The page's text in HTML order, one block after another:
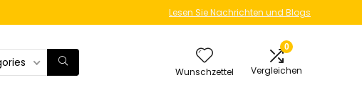
Lesen Sie Nachrichten und Blogs
Wunschzettel
0
Vergleichen